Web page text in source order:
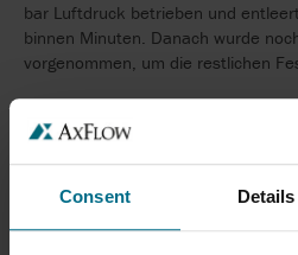
Consent Details
bar Luftdruck betrieben und
binnen Minuten. Danach wurde
vorgenommen, um die restlichen
VERWANDTE